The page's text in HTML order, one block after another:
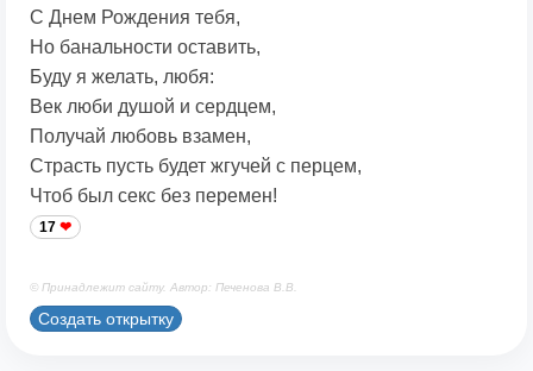
С Днем Рождения тебя,
Но банальности оставить,
Буду я желать, любя:
Век люби душой и сердцем,
Получай любовь взамен,
Страсть пусть будет жгучей с перцем,
Чтоб был секс без перемен!
17
© Принадлежит сайту. Автор: Печенова В.В.
Создать открытку